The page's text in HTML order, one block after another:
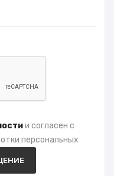
и согласен с
персональных